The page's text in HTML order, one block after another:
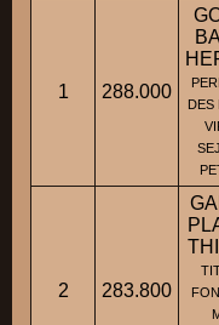
1 288.000
DES
2 283.800